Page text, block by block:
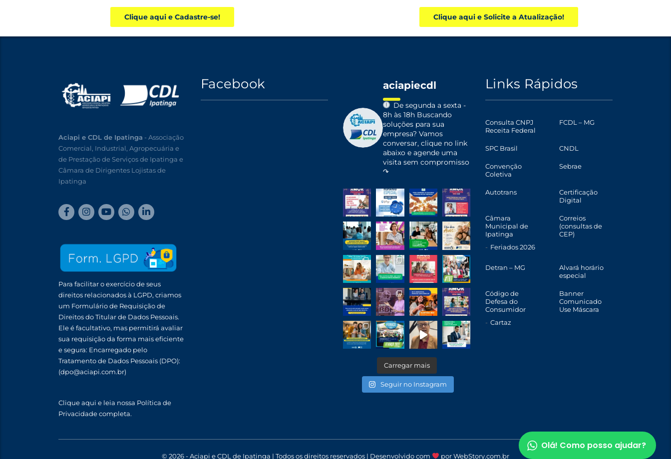
Clique aqui e Cadastre-se! Clique aqui e Solicite a Atualização!
Aciapi e CDL de Ipatinga - Associação
Comercial, Industrial, Agropecuária e
de Prestação de Serviços de Ipatinga e
Câmara de Dirigentes Lojistas de
Ipatinga
Para facilitar o exercício de seus
direitos relacionados à LGPD, criamos
um Formulário de Requisição de
Direitos do Titular de Dados Pessoais.
Ele é facultativo, mas permitirá avaliar
sua requisição da forma mais eficiente
e segura: Encarregado pelo
Tratamento de Dados Pessoais (DPO):
(dpo@aciapi.com.br)
Clique aqui e leia nossa Política de
Privacidade completa.
Facebook aciapiecdl
De segunda a sexta -
8h às 18h Buscando
soluções para sua
empresa? Vamos
conversar, clique no link
abaixo e agende uma
visita sem compromisso
↷
Carregar mais
Seguir no Instagram
Links Rápidos
Consulta CNPJ
Receita Federal
FCDL – MG
SPC Brasil CNDL
Convenção
Coletiva
Sebrae
Autotrans
Certificação
Digital
Câmara
Municipal de
Ipatinga
Feriados 2026
Correios
(consultas de
CEP)
Detran – MG
Alvará horário
especial
Código de
Defesa do
Consumidor
Cartaz
Banner
Comunicado
Use Máscara
© 2026 - Aciapi e CDL de Ipatinga | Todos os direitos reservados | Desenvolvido com porWebStory.com.br
Olá! Como posso ajudar?